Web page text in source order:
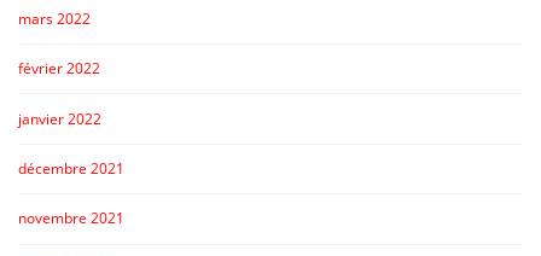
mars 2022
février 2022
janvier 2022
décembre 2021
novembre 2021